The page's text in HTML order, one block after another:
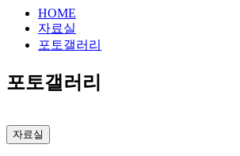
HOME
자료실
포토갤러리
포토갤러리
자료실